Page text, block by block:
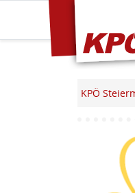
KPÖ
KPÖ